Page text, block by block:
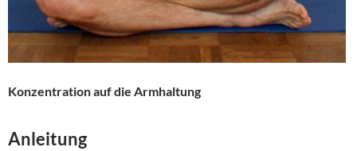
Konzentration auf die Armhaltung
Anleitung